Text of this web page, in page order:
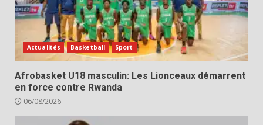
Actualités Basketball Sport
Afrobasket U18 masculin: Les Lionceaux démarrent
en force contre Rwanda
06/08/2026